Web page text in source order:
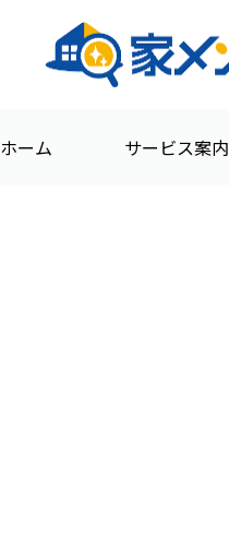
ホーム サービス案内